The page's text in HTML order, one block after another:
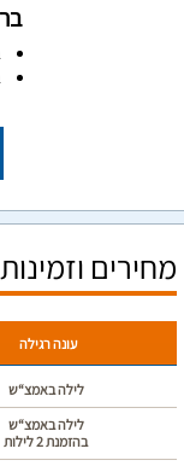
מחירים
עונה רגילה
לילה באמצ“ש
לילה באמצ“ש
בהזמנת 2 לילות